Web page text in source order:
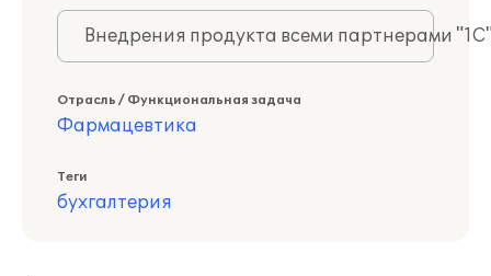
Внедрения продукта всеми партнерами
Отрасль / Функциональная задача
Фармацевтика
Теги
бухгалтерия